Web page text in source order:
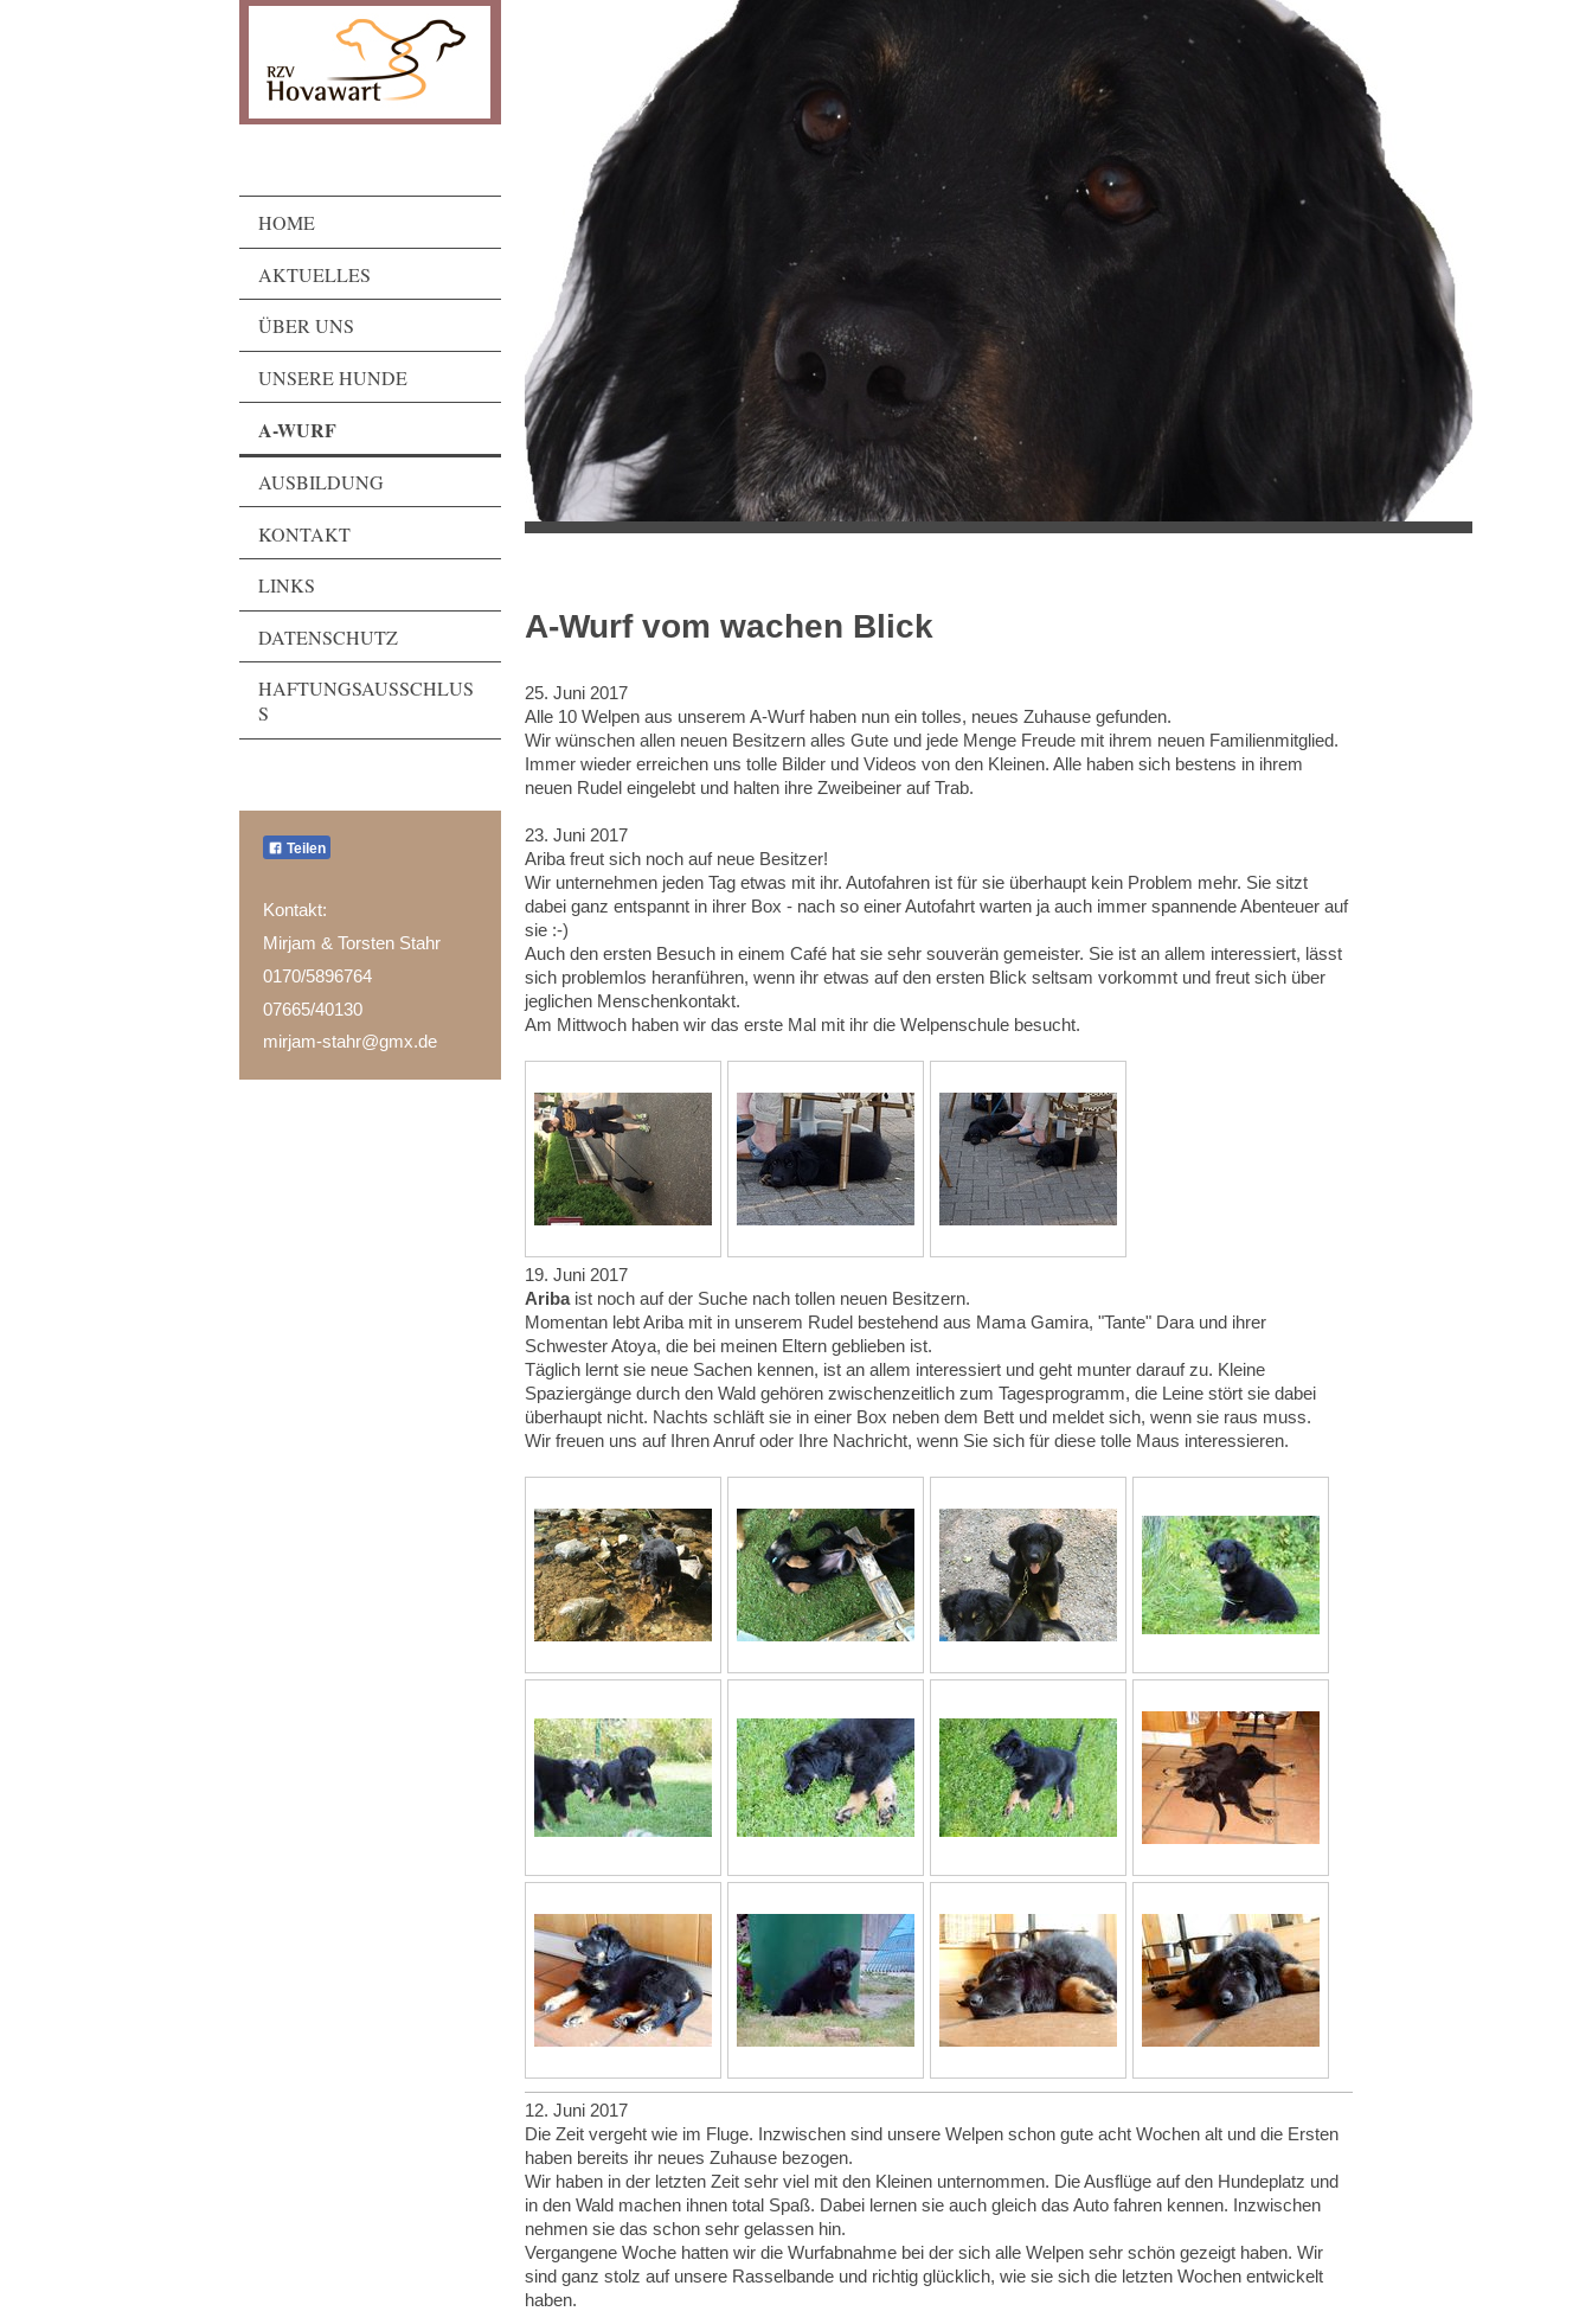
HOME
AKTUELLES
ÜBER UNS
UNSERE HUNDE
A-WURF
AUSBILDUNG
KONTAKT
LINKS
DATENSCHUTZ
HAFTUNGSAUSSCHLUS
S
Teilen
Kontakt:
Mirjam & Torsten Stahr
0170/5896764
07665/40130
mirjam-stahr@gmx.de
A-Wurf vom wachen Blick
25. Juni 2017
Alle 10 Welpen aus unserem A-Wurf haben nun ein tolles, neues Zuhause gefunden.
Wir wünschen allen neuen Besitzern alles Gute und jede Menge Freude mit ihrem neuen Familienmitglied.
Immer wieder erreichen uns tolle Bilder und Videos von den Kleinen. Alle haben sich bestens in ihrem
neuen Rudel eingelebt und halten ihre Zweibeiner auf Trab.
23. Juni 2017
Ariba freut sich noch auf neue Besitzer!
Wir unternehmen jeden Tag etwas mit ihr. Autofahren ist für sie überhaupt kein Problem mehr. Sie sitzt
dabei ganz entspannt in ihrer Box - nach so einer Autofahrt warten ja auch immer spannende Abenteuer auf
sie :-)
Auch den ersten Besuch in einem Café hat sie sehr souverän gemeister. Sie ist an allem interessiert, lässt
sich problemlos heranführen, wenn ihr etwas auf den ersten Blick seltsam vorkommt und freut sich über
jeglichen Menschenkontakt.
Am Mittwoch haben wir das erste Mal mit ihr die Welpenschule besucht.
19. Juni 2017
Aribaist noch auf der Suche nach tollen neuen Besitzern.
Momentan lebt Ariba mit in unserem Rudel bestehend aus Mama Gamira, "Tante" Dara und ihrer
Schwester Atoya, die bei meinen Eltern geblieben ist.
Täglich lernt sie neue Sachen kennen, ist an allem interessiert und geht munter darauf zu. Kleine
Spaziergänge durch den Wald gehören zwischenzeitlich zum Tagesprogramm, die Leine stört sie dabei
überhaupt nicht. Nachts schläft sie in einer Box neben dem Bett und meldet sich, wenn sie raus muss.
Wir freuen uns auf Ihren Anruf oder Ihre Nachricht, wenn Sie sich für diese tolle Maus interessieren.
12. Juni 2017
Die Zeit vergeht wie im Fluge. Inzwischen sind unsere Welpen schon gute acht Wochen alt und die Ersten
haben bereits ihr neues Zuhause bezogen.
Wir haben in der letzten Zeit sehr viel mit den Kleinen unternommen. Die Ausflüge auf den Hundeplatz und
in den Wald machen ihnen total Spaß. Dabei lernen sie auch gleich das Auto fahren kennen. Inzwischen
nehmen sie das schon sehr gelassen hin.
Vergangene Woche hatten wir die Wurfabnahme bei der sich alle Welpen sehr schön gezeigt haben. Wir
sind ganz stolz auf unsere Rasselbande und richtig glücklich, wie sie sich die letzten Wochen entwickelt
haben.